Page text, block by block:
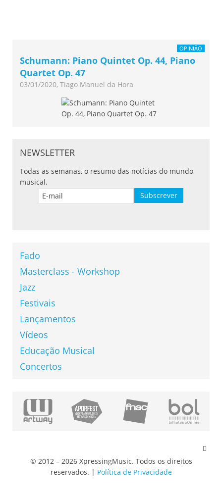
OPINIÃO
Schumann: Piano Quintet Op. 44, Piano
Quartet Op. 47
03/01/2020, Tiago Manuel da Hora
NEWSLETTER
Todas as semanas, o resumo das notícias do mundo
musical.
Fado
Masterclass - Workshop
Jazz
Festivais
Lançamentos
Vídeos
Educação Musical
Concertos
© 2012 – 2026 XpressingMusic. Todos os direitos
reservados. | Política de Privacidade